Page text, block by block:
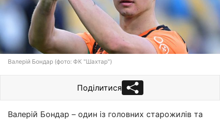
Валерій Бондар (фото: ФК "Шахтар")
Поділитися
Валерій Бондар – один із головних старожилів та